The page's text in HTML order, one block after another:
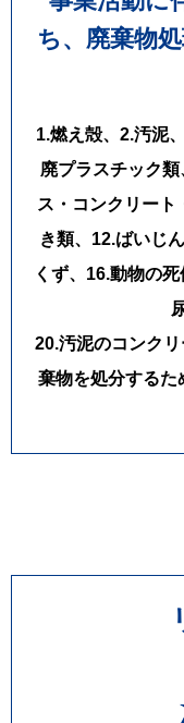
ち、 廃棄物
1.燃え殻、2.汚泥
廃プラスチック
ス・コンクリート
き類、12.ばいじ
くず、16.動物の
20.汚泥のコンク
棄物を処分するた